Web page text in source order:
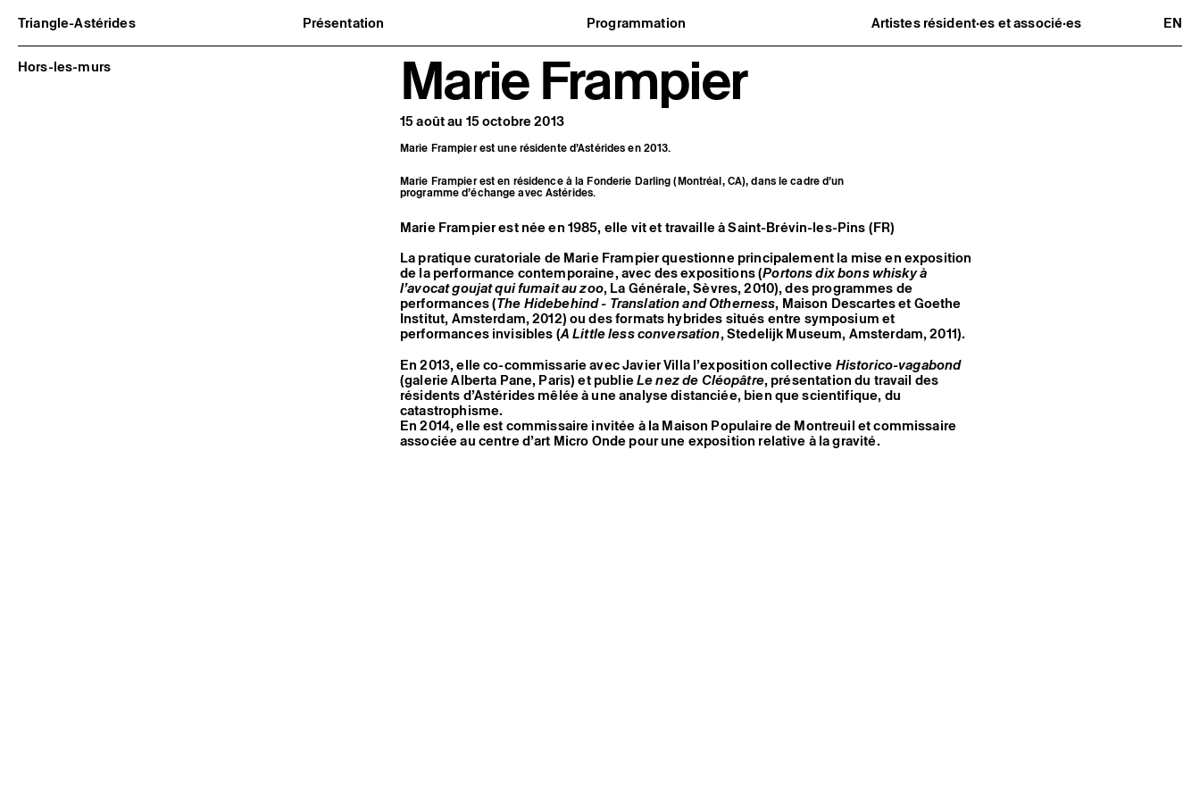
Triangle-Astérides Présentation Programmation Artistes résident·es et associé·es
EN
Centre d’art contemporain
d’intérêt national
et résidence internationale d'artistes
À propos
Équipe et gouvernance
Partenaires et réseaux
Formation professionnelle
Adhérer / nous soutenir
Rapports d'activité
Agenda : en cours et à venir
Événements
Programmation éditoriale
Médiation
Résident·es
Hors-les-murs Marie Frampier
15 août au 15 octobre 2013
Marie Frampier est une résidente d’Astérides en 2013.
Marie Frampier est en résidence à la Fonderie Darling (Montréal, CA), dans le cadre d’un
programme d’échange avec Astérides.
Marie Frampier est née en 1985, elle vit et travaille à Saint-Brévin-les-Pins (FR)
La pratique curatoriale de Marie Frampier questionne principalement la mise en exposition
de la performance contemporaine, avec des expositions (Portons dix bons whisky à
l’avocat goujat qui fumait au zoo, La Générale, Sèvres, 2010), des programmes de
performances (The Hidebehind - Translation and Otherness, Maison Descartes et Goethe
Institut, Amsterdam, 2012) ou des formats hybrides situés entre symposium et
performances invisibles (A Little less conversation, Stedelijk Museum, Amsterdam, 2011).
En 2013, elle co-commissarie avec Javier Villa l’exposition collectiveHistorico-vagabond
(galerie Alberta Pane, Paris) et publieLe nez de Cléopâtre, présentation du travail des
résidents d’Astérides mêlée à une analyse distanciée, bien que scientifique, du
catastrophisme.
En 2014, elle est commissaire invitée à la Maison Populaire de Montreuil et commissaire
associée au centre d’art Micro Onde pour une exposition relative à la gravité.